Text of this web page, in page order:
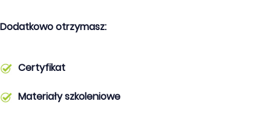
Dodatkowo otrzymasz:
Certyfikat
Materiały szkoleniowe